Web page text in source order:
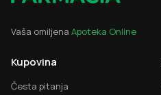
Vaša omiljena Apoteka Online
Kupovina
Česta pitanja